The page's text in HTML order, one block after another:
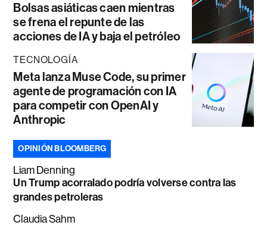
Bolsas asiáticas caen mientras
se frena el repunte de las
acciones de IA y baja el petróleo
TECNOLOGÍA
Meta lanza Muse Code, su primer
agente de programación con IA
para competir con OpenAI y
Anthropic
OPINIÓN BLOOMBERG
Liam Denning
Un Trump acorralado podría volverse contra las
grandes petroleras
Claudia Sahm